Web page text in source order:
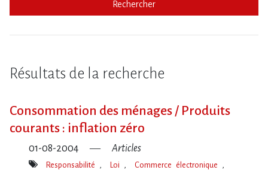
Rechercher
Résultats de la recherche
Consommation des ménages / Produits
courants : inflation zéro
01-08-2004 Articles
Responsabilité Loi
Commerce électronique